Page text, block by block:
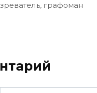
графоман